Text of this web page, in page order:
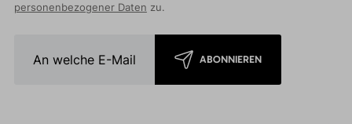
personenbezogener Daten zu.
ABONNIEREN